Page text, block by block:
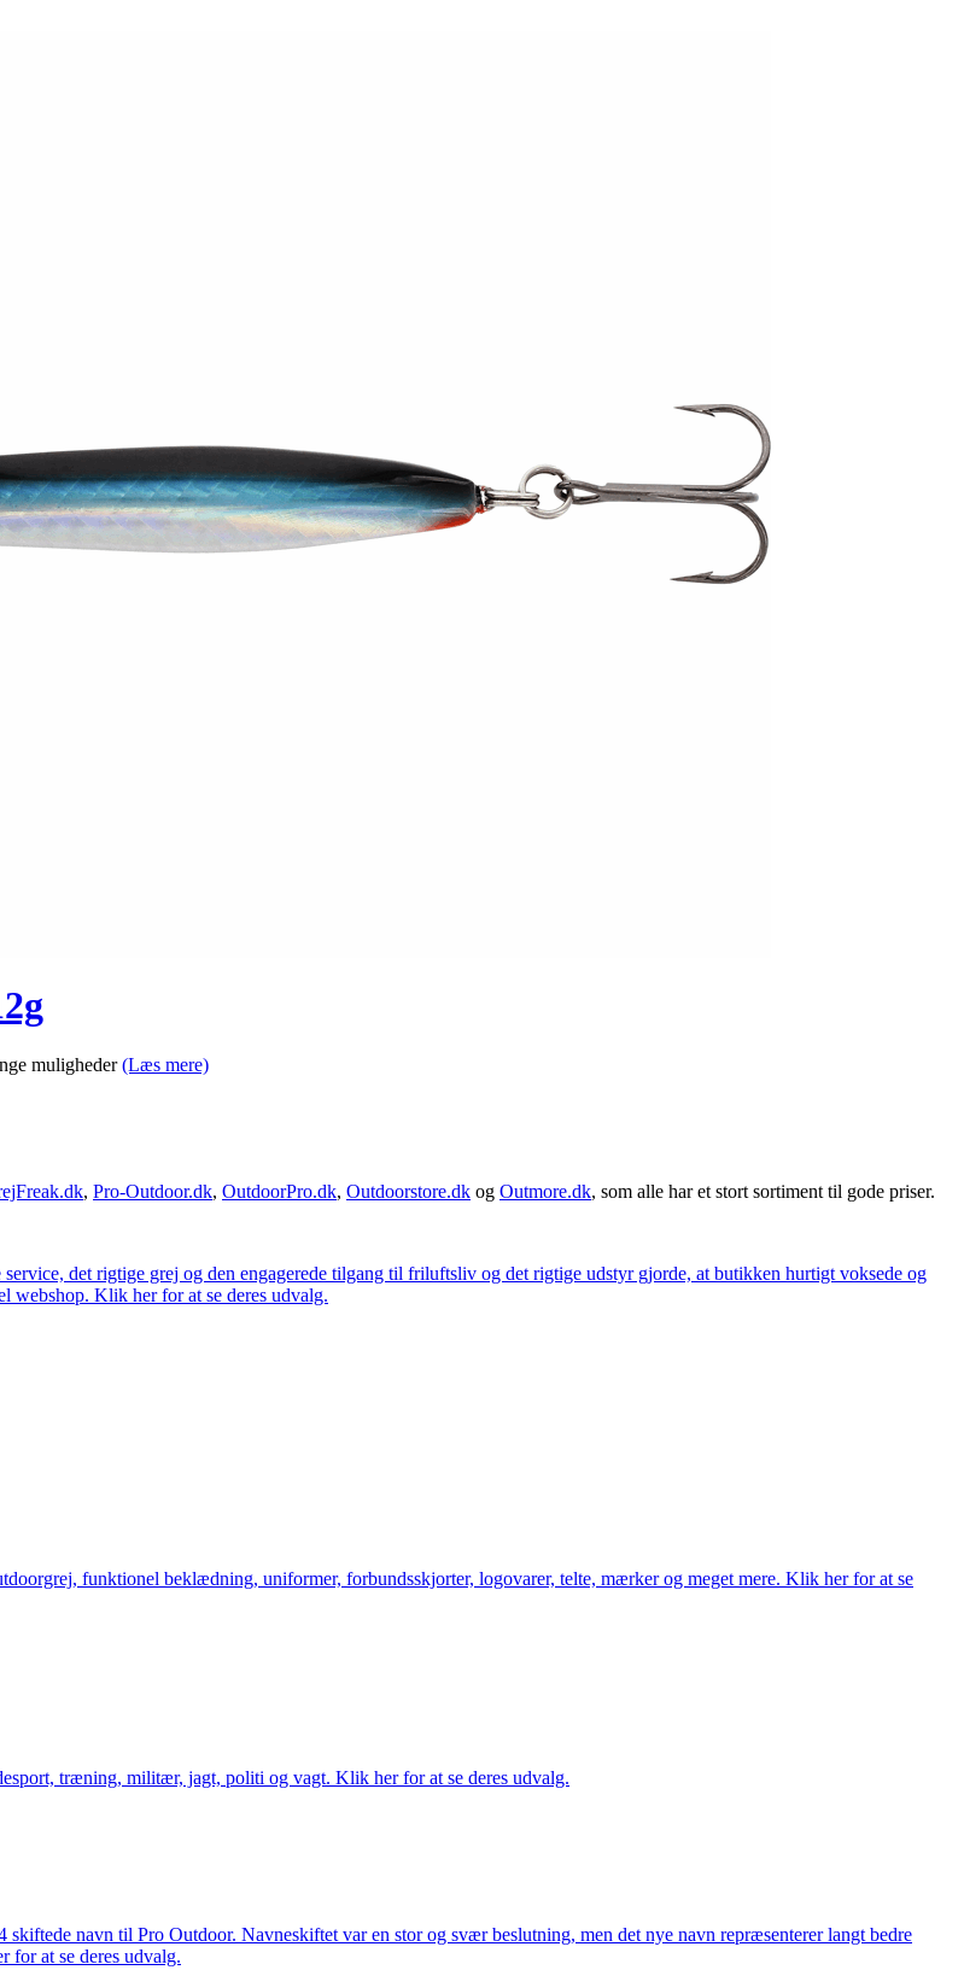
muligheder(Læs mere)
, Pro-Outdoor.dk, OutdoorPro.dk, Outdoorstore.dk og Outmore.dk, som alle har et stort sortiment til gode priser.
det rigtige grej og den engagerede tilgang til friluftsliv og det rigtige udstyr gjorde, at butikken hurtigt voksede og
webshop. Klik her for at se deres udvalg.
funktionel beklædning, uniformer, forbundsskjorter, logovarer, telte, mærker og meget mere. Klik her for at se
træning, militær, jagt, politi og vagt. Klik her for at se deres udvalg.
navn til Pro Outdoor. Navneskiftet var en stor og svær beslutning, men det nye navn repræsenterer langt bedre
for at se deres udvalg.